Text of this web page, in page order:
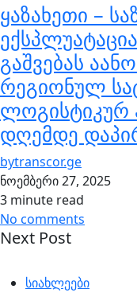
ყაზახეთი –
გაშვებას
რეგიონულ
ლოგისტიკურ
დღემდე
bytranscor.ge
ნოემბერი 27, 2025
3 minute read
No comments
Next Post
სიახლეები